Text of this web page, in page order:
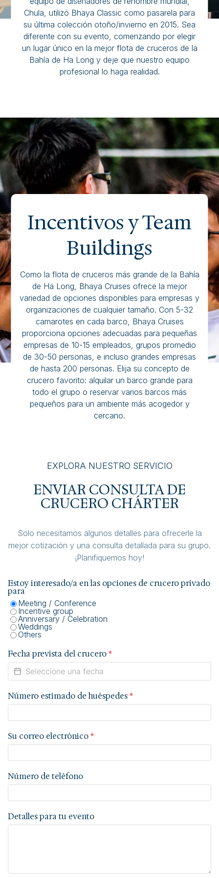
Chula, utilizó Bhaya Classic como pasarela para
su última colección otoño/invierno en 2015. Sea
diferente con su evento, comenzando por elegir
un lugar único en la mejor flota de cruceros de la
Bahía de Ha Long y deje que nuestro equipo
profesional lo haga realidad.
Incentivos y Team
Buildings
Como la flota de cruceros más grande de la Bahía
de Ha Long, Bhaya Cruises ofrece la mejor
variedad de opciones disponibles para empresas y
organizaciones de cualquier tamaño. Con 5-32
camarotes en cada barco, Bhaya Cruises
proporciona opciones adecuadas para pequeñas
empresas de 10-15 empleados, grupos promedio
de 30-50 personas, e incluso grandes empresas
de hasta 200 personas. Elija su concepto de
crucero favorito: alquilar un barco grande para
todo el grupo o reservar varios barcos más
pequeños para un ambiente más acogedor y
cercano.
EXPLORA NUESTRO SERVICIO
ENVIAR CONSULTA DE
CRUCERO CHÁRTER
Solo necesitamos algunos detalles para ofrecerle la
mejor cotización y una consulta detallada para su grupo.
¡Planifiquemos hoy!
Estoy interesado/a en las opciones de crucero privado
para
Meeting / Conference
Incentive group
Anniversary / Celebration
Weddings
Others
Fecha prevista del crucero*
Número estimado de huéspedes*
Su correo electrónico*
Número de teléfono
Detalles para tu evento